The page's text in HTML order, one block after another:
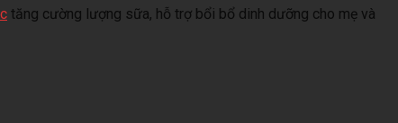
tăng cường lượng sữa, hỗ trợ bổi bổ dinh dưỡng cho mẹ và